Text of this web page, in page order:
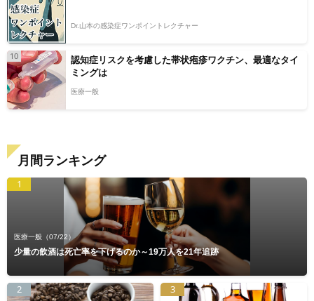
Dr.山本の感染症ワンポイントレクチャー
10
認知症リスクを考慮した帯状疱疹ワクチン、最適なタイ
ミングは
医療一般
月間ランキング
1
医療一般 （07/22）
少量の飲酒は死亡率を下げるのか～19万人を21年追跡
2 3